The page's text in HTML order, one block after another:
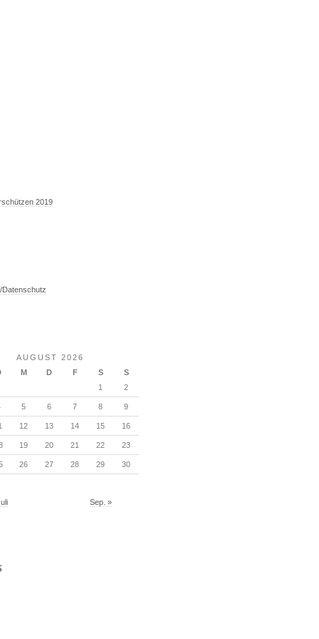
2019
Datenschutz
AUGUST 2026
M D F S
S
1
2
5 6 7 8 9
12 13 14 15 16
19 20 21 22 23
26 27 28 29 30
Sep. »